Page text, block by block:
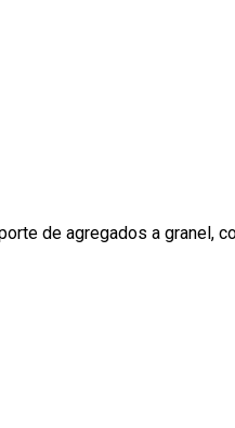
de agregados a granel,